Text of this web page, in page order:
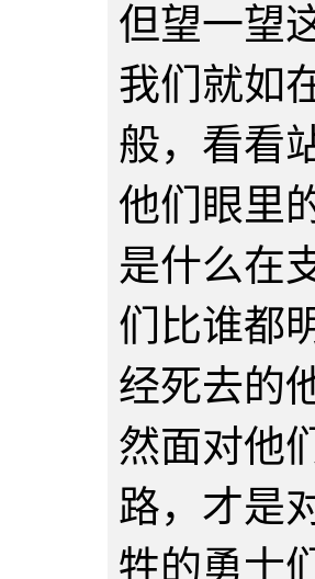
但望一望
我们就如
般，看看
他们眼里
是什么在
们比谁都
经死去的
然面对他
路，才是
牲的勇士